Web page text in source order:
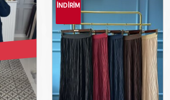
İNDİRİM